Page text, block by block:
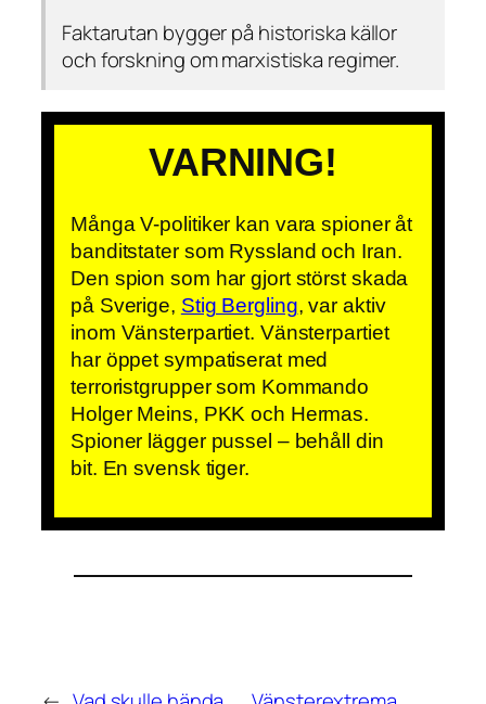
Faktarutan bygger på historiska källor
och forskning om marxistiska regimer.
VARNING!
Många V-politiker kan vara spioner åt
banditstater som Ryssland och Iran.
Den spion som har gjort störst skada
på Sverige, Stig Bergling, var aktiv
inom Vänsterpartiet. Vänsterpartiet
har öppet sympatiserat med
terroristgrupper som Kommando
Holger Meins, PKK och Hermas.
Spioner lägger pussel – behåll din
bit. En svensk tiger.